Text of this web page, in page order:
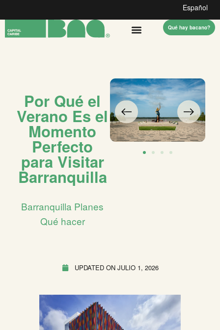
Español
Qué hay bacano?
Por Qué el
Verano Es el
Momento
Perfecto
para Visitar
Barranquilla
Barranquilla Planes
Qué hacer
UPDATED ON JULIO 1, 2026